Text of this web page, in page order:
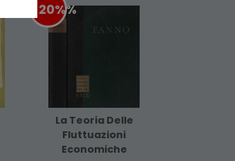
-20%%
La Teoria Delle
Fluttuazioni
Economiche